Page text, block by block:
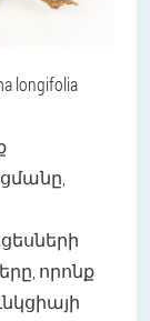
որոնք